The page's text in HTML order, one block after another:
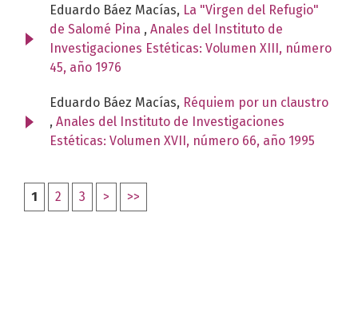
Eduardo Báez Macías, La "Virgen del Refugio"
de Salomé Pina , Anales del Instituto de
Investigaciones Estéticas: Volumen XIII, número
45, año 1976
Eduardo Báez Macías, Réquiem por un claustro
, Anales del Instituto de Investigaciones
Estéticas: Volumen XVII, número 66, año 1995
1 2 3 > >>